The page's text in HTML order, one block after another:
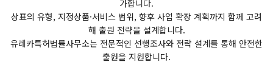
가합니다.
상표의 유형, 지정상품·서비스 범위, 향후 사업 확장 계획까지 함께 고려
해 출원 전략을 설계합니다.
유레카특허법률사무소는 전문적인 선행조사와 전략 설계를 통해 안전한
출원을 지원합니다.